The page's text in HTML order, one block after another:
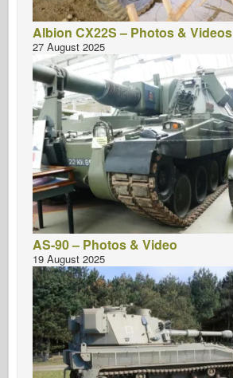
Albion CX22S – Photos & Videos
27 August 2025
AS-90 – Photos & Video
19 August 2025